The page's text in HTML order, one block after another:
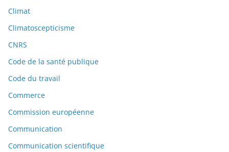
Climat
Climatoscepticisme
CNRS
Code de la santé publique
Code du travail
Commerce
Commission européenne
Communication
Communication scientifique